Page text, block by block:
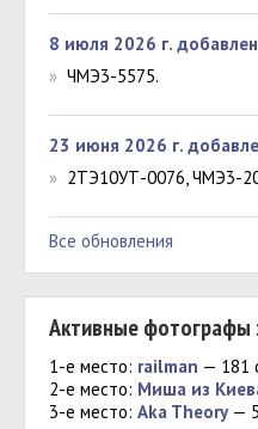
8 июля 2026 г.
» ЧМЭ3-5575.
23 июня 2026 г.
» 2ТЭ10УТ-0076, ЧМЭ3-
Все обновления
Активные фотографы
1-е место: railman — 181
2-е место: Миша из
3-е место: Aka Theory—